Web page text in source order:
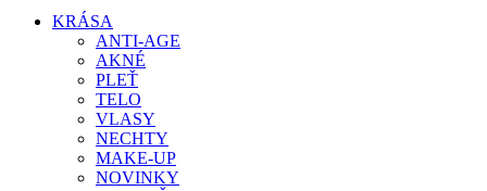
KRÁSA
ANTI-AGE
AKNÉ
PLEŤ
TELO
VLASY
NECHTY
MAKE-UP
NOVINKY